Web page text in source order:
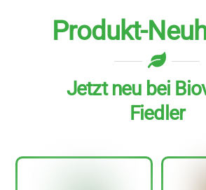
Produkt-
Jetzt neu bei
Fiedler